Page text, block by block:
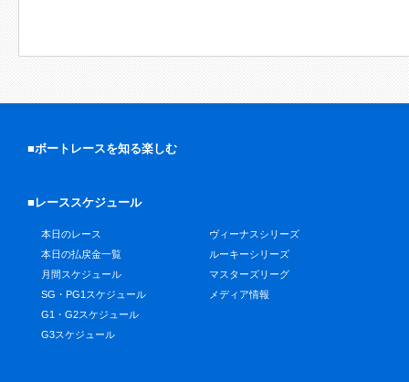
■ボートレースを知る楽しむ
■レーススケジュール
本日のレース
本日の払戻金一覧
月間スケジュール
SG・PG1スケジュール
G1・G2スケジュール
G3スケジュール
ヴィーナスシリーズ
ルーキーシリーズ
マスターズリーグ
メディア情報